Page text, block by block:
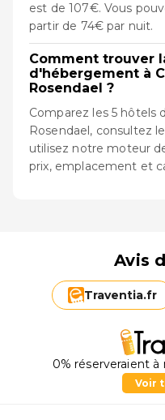
est de 107€. Vous
partir de 74€ par nuit.
Comment trouver
d'hébergement à
Rosendael ?
Comparez les 5 hôtels
Rosendael, consultez
utilisez notre moteur
prix, emplacement et
Avis
Traventia.fr
0% réserveraient à
Voir